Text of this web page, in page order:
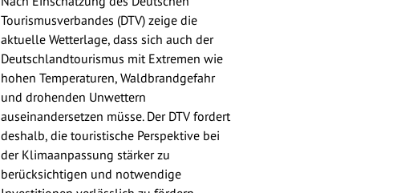
Tourismusverbandes (DTV) zeige die
aktuelle Wetterlage, dass sich auch der
Deutschlandtourismus mit Extremen wie
hohen Temperaturen, Waldbrandgefahr
und drohenden Unwettern
auseinandersetzen müsse. Der DTV fordert
deshalb, die touristische Perspektive bei
der Klimaanpassung stärker zu
berücksichtigen und notwendige